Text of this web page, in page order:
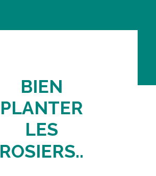
BIEN
PLANTER
LES
ROSIERS..